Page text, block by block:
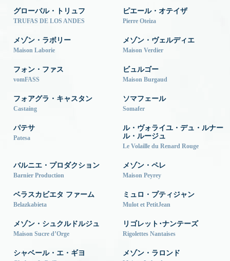
グローバル・トリュフ
TRUFAS DE LOS ANDES
ピエール・オテイザ
Pierre Oteiza
メゾン・ラボリー
Maison Laborie
メゾン・ヴェルディエ
Maison Verdier
フォン・ファス
vomFASS
ビュルゴー
Maison Burgaud
フォアグラ・キャスタン
Castaing
ソマフェール
Somafer
パテサ
Patesa
ル・ヴォライユ・デュ・ルナー
ル・ルージュ
Le Volaille du Renard Rouge
バルニエ・プロダクション
Barnier Production
メゾン・ペレ
Maison Peyrey
ベラスカビエタ ファーム
Belazkabieta
ミュロ・プティジャン
Mulot et PetitJean
メゾン・シュクルドルジュ
Maison Sucre d’Orge
リゴレット･ナンテーズ
Rigolettes Nantaises
シャベール・エ・ギヨ メゾン・ラロンド